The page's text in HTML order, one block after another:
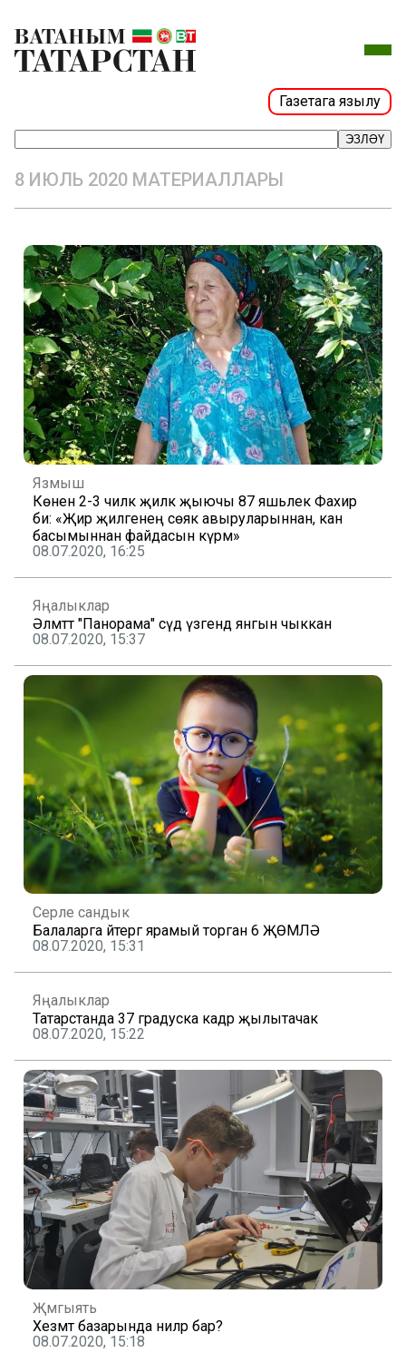
Газетага язылу
ЭЗЛӘҮ
8 ИЮЛЬ 2020 МАТЕРИАЛЛАРЫ
Язмыш
Көненә 2-3 чиләк җиләк җыючы 87 яшьлек Фахирә
әби: «Җир җиләгенең сөяк авыруларыннан, кан
басымыннан файдасын күрәм»
08.07.2020, 16:25
Яңалыклар
Әлмәттә "Панорама" сәүдә үзәгендә янгын чыккан
08.07.2020, 15:37
Серле сандык
Балаларга әйтергә ярамый торган 6 ҖӨМЛӘ
08.07.2020, 15:31
Яңалыклар
Татарстанда 37 градуска кадәр җылытачак
08.07.2020, 15:22
Җәмгыять
Хезмәт базарында ниләр бар?
08.07.2020, 15:18